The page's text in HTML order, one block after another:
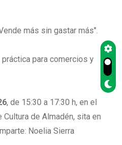
más sin gastar más".
para comercios y
, de 15:30 a 17:30 h, en el
de Almadén, sita en
Noelia Sierra